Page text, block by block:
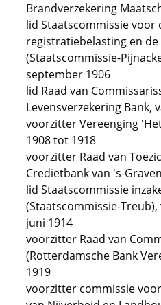
Brandverzekering
lid Staatscommissie voor
registratiebelasting en
(Staatscommissie-
september 1906
lid Raad van
Levensverzekering Bank,
voorzitter Vereenging
1908 tot 1918
voorzitter Raad van
Credietbank van 's-
lid Staatscommissie
(Staatscommissie-
juni 1914
voorzitter Raad van
(Rotterdamsche Bank
1919
voorzitter commissie